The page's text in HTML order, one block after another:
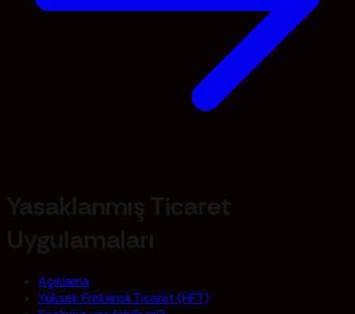
Açıklama
Yüksek Frekanslı Ticaret (HFT)